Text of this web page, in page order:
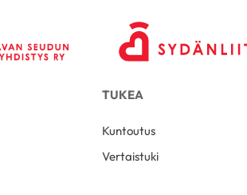
TUKEA
Kuntoutus
Vertaistuki